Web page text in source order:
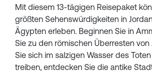
Mit diesem 13-tägigen Reisepaket
größten Sehenswürdigkeiten in
Ägypten erleben. Beginnen Sie in
Sie zu den römischen Überresten von
Sie sich im salzigen Wasser des
treiben, entdecken Sie die antike